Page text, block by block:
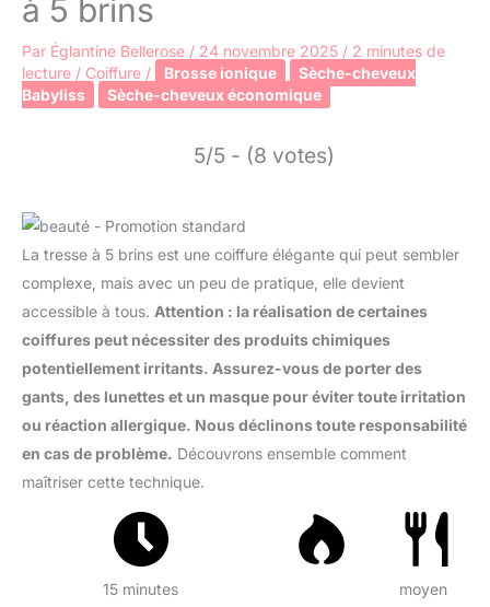
à 5 brins
Par Églantine Bellerose / 24 novembre 2025 / 2 minutes de
lecture / Coiffure / Brosse ionique
Sèche-cheveux
Babyliss
Sèche-cheveux économique
5/5 - (8 votes)
La tresse à 5 brins est une coiffure élégante qui peut sembler
complexe, mais avec un peu de pratique, elle devient
accessible à tous. Attention : la réalisation de certaines
coiffures peut nécessiter des produits chimiques
potentiellement irritants. Assurez-vous de porter des
gants, des lunettes et un masque pour éviter toute irritation
ou réaction allergique. Nous déclinons toute responsabilité
en cas de problème. Découvrons ensemble comment
maîtriser cette technique.
15 minutes moyen